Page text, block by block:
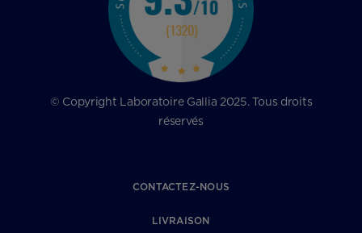
© Copyright Laboratoire Gallia 2025. Tous droits
réservés
CONTACTEZ-NOUS
LIVRAISON